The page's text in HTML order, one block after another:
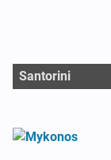
Santorini